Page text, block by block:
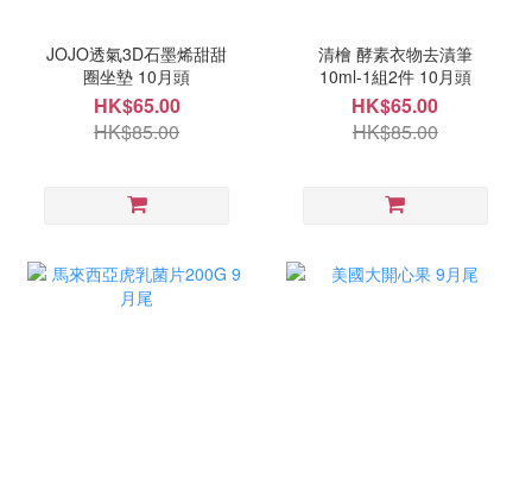
JOJO透氣3D石墨烯甜甜
圈坐墊 10月頭
HK$65.00
HK$85.00
清檜 酵素衣物去漬筆
10ml-1組2件 10月頭
HK$65.00
HK$85.00